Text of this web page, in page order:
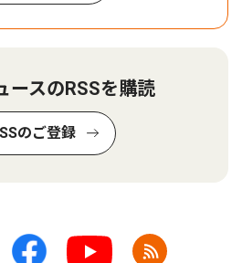
ースのRSSを購読
のご登録